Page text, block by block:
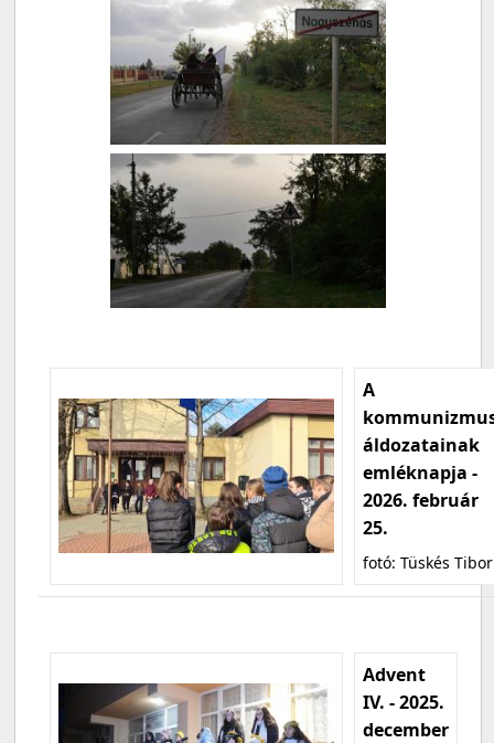
A
áldozatainak
emléknapja -
2026. február
25.
fotó: Tüskés Tibor
Advent
IV. - 2025.
december